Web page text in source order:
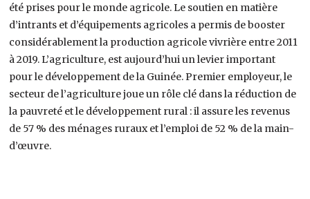
été prises pour le monde agricole. Le soutien en matière
d’intrants et d’équipements agricoles a permis de booster
considérablement la production agricole vivrière entre 2011
à 2019. L’agriculture, est aujourd’hui un levier important
pour le développement de la Guinée. Premier employeur, le
secteur de l’agriculture joue un rôle clé dans la réduction de
la pauvreté et le développement rural : il assure les revenus
de 57 % des ménages ruraux et l’emploi de 52 % de la main-
d’œuvre.